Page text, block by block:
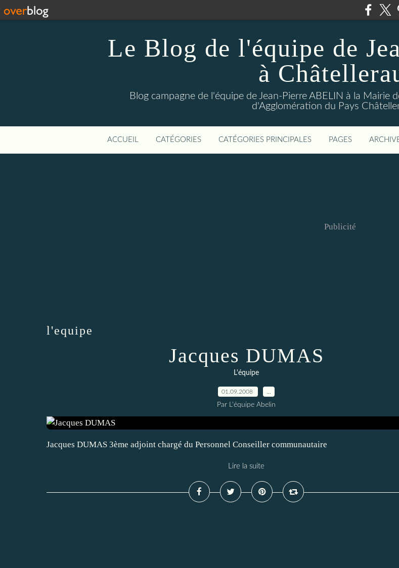
Le Blog de l'équipe de
à
Blog campagne de l'équipe de Jean-Pierre ABELIN à la Mairie
d'Agglomération du Pays
ACCUEIL CATÉGORIES CATÉGORIES PRINCIPALES PAGES
Publicité
l'equipe
Jacques DUMAS
L'équipe
01.09.2008
Par L'équipe Abelin
Jacques DUMAS 3ème adjoint chargé du Personnel Conseiller communautaire
Lire la suite